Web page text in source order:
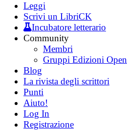
Leggi
Scrivi un LibriCK
Incubatore letterario
Community
Membri
Gruppi Edizioni Open
Blog
La rivista degli scrittori
Punti
Aiuto!
Log In
Registrazione